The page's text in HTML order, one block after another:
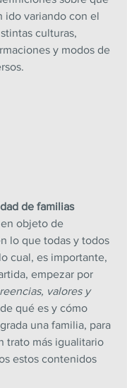
ido variando con el
culturas,
y modos de
de familias
objeto de
lo que todas y todos
cual, es importante,
empezar por
valores y
qué es y cómo
una familia, para
trato más igualitario
estos contenidos